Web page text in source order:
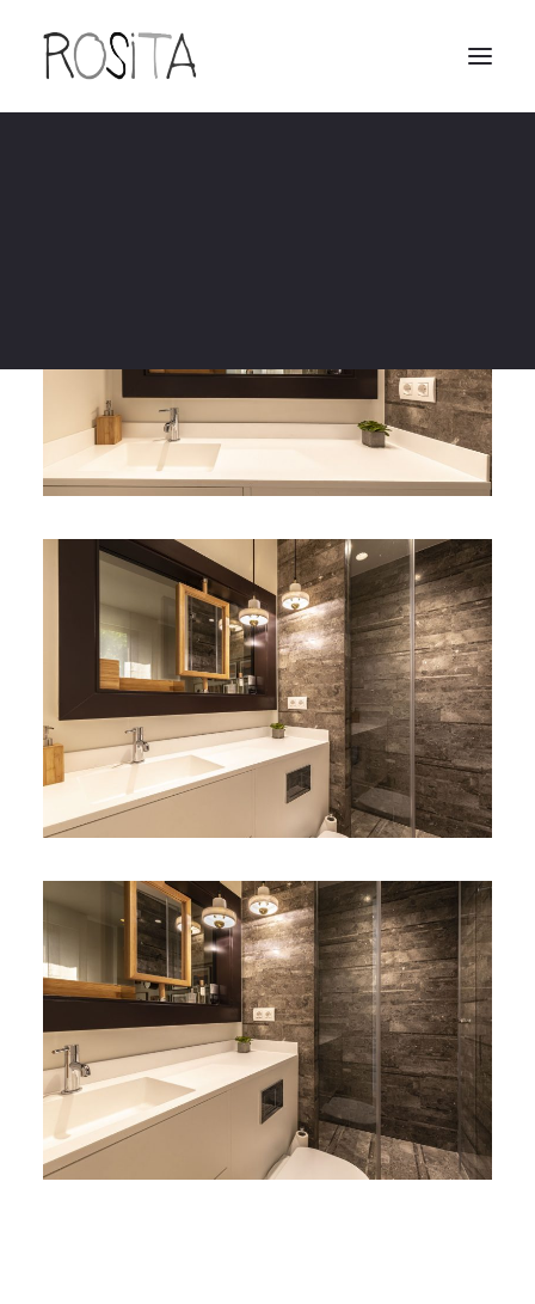
Bares restaurantes y espacios comerciales